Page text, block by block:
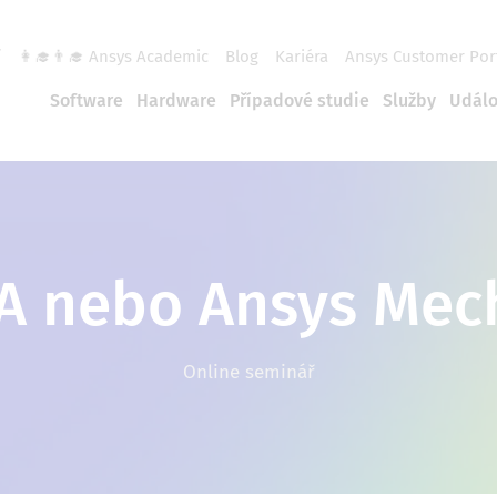
👩‍🎓👨‍🎓 Ansys Academic Blog Kariéra Ansys Customer
Software Hardware Případové studie Služby
nebo Ansys
Online seminář